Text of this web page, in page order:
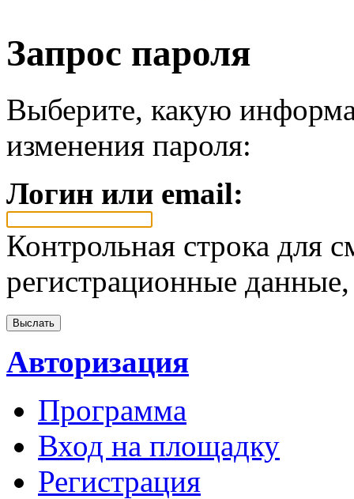
Запрос пароля
Выберите, какую
изменения пароля:
Логин или email:
Контрольная строка для
регистрационные
Авторизация
Программа
Вход на площадку
Регистрация